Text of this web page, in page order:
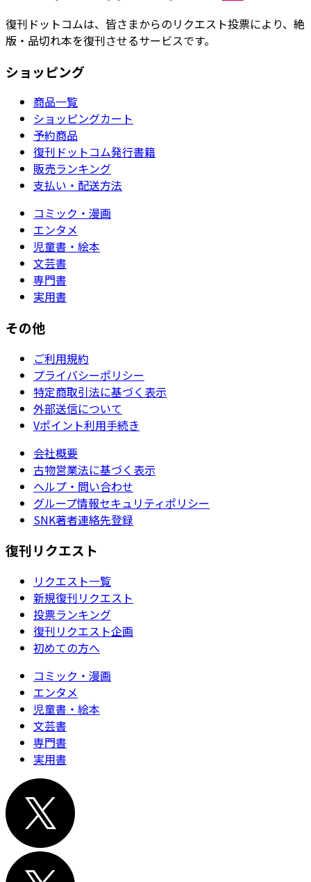
復刊ドットコムは、皆さまからのリクエスト投票により、絶
版・品切れ本を復刊させるサービスです。
ショッピング
商品一覧
ショッピングカート
予約商品
復刊ドットコム発行書籍
販売ランキング
支払い・配送方法
コミック・漫画
エンタメ
児童書・絵本
文芸書
専門書
実用書
その他
ご利用規約
プライバシーポリシー
特定商取引法に基づく表示
外部送信について
Vポイント利用手続き
会社概要
古物営業法に基づく表示
ヘルプ・問い合わせ
グループ情報セキュリティポリシー
SNK著者連絡先登録
復刊リクエスト
リクエスト一覧
新規復刊リクエスト
投票ランキング
復刊リクエスト企画
初めての方へ
コミック・漫画
エンタメ
児童書・絵本
文芸書
専門書
実用書